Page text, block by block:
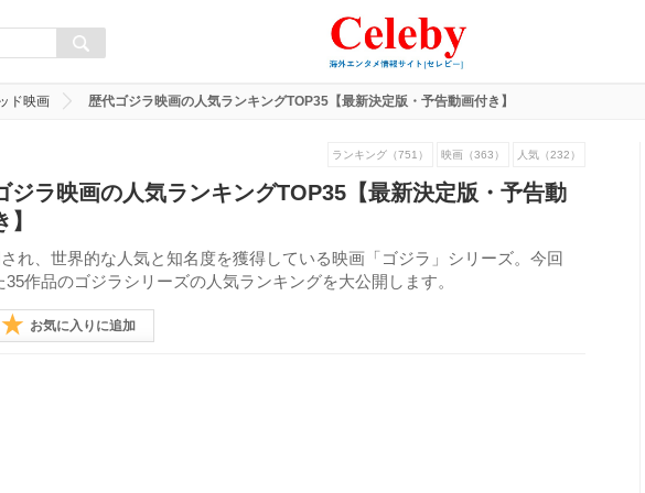
ド映画 歴代ゴジラ映画の人気ランキングTOP35【最新決定版・予告動画付き】
ランキング（751） 映画（363） 人気（232）
ジラ映画の人気ランキングTOP35【最新決定版・予告動
れ、世界的な人気と知名度を獲得している映画「ゴジラ」シリーズ。今回
作品のゴジラシリーズの人気ランキングを大公開します。
お気に入りに追加